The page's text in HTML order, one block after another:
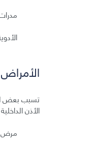
تسبب بعض
الأذن
مرض